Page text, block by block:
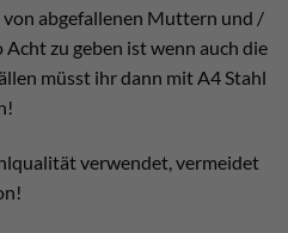
von abgefallenen Muttern und /
zu geben ist wenn auch die
müsst ihr dann mit A4 Stahl
verwendet, vermeidet